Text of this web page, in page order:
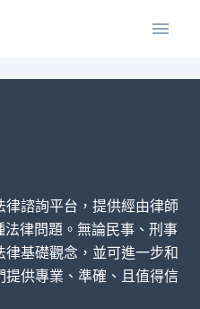
諮詢平台，提供經由律師
律問題。無論民事、刑事
基礎觀念，並可進一步和
供專業、準確、且值得信